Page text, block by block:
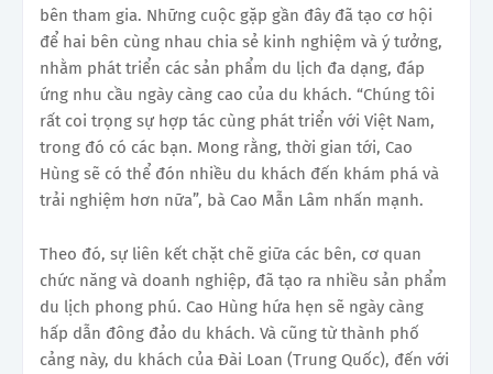
bên tham gia. Những cuộc gặp gần đây đã tạo cơ hội
để hai bên cùng nhau chia sẻ kinh nghiệm và ý tưởng,
nhằm phát triển các sản phẩm du lịch đa dạng, đáp
ứng nhu cầu ngày càng cao của du khách. “Chúng tôi
rất coi trọng sự hợp tác cùng phát triển với Việt Nam,
trong đó có các bạn. Mong rằng, thời gian tới, Cao
Hùng sẽ có thể đón nhiều du khách đến khám phá và
trải nghiệm hơn nữa”, bà Cao Mẫn Lâm nhấn mạnh.
Theo đó, sự liên kết chặt chẽ giữa các bên, cơ quan
chức năng và doanh nghiệp, đã tạo ra nhiều sản phẩm
du lịch phong phú. Cao Hùng hứa hẹn sẽ ngày càng
hấp dẫn đông đảo du khách. Và cũng từ thành phố
cảng này, du khách của Đài Loan (Trung Quốc), đến với